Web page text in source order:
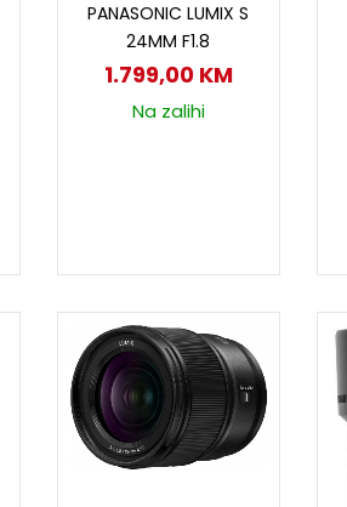
PANASONIC LUMIX S
24MM F1.8
1.799,00 KM
Na zalihi